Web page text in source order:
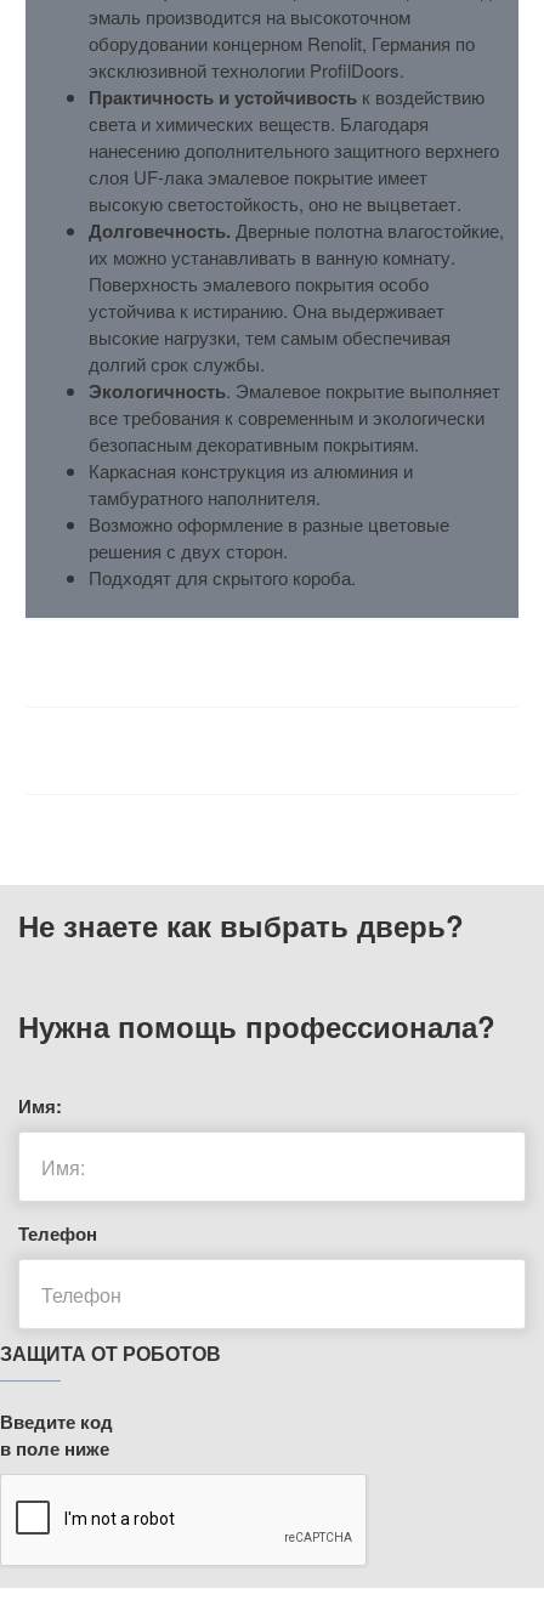
эмаль производится на высокоточном
оборудовании концерном Renolit, Германия по
эксклюзивной технологии ProfilDoors.
Практичность и устойчивость к воздействию
света и химических веществ. Благодаря
нанесению дополнительного защитного верхнего
слоя UF-лака эмалевое покрытие имеет
высокую светостойкость, оно не выцветает.
Долговечность. Дверные полотна влагостойкие,
их можно устанавливать в ванную комнату.
Поверхность эмалевого покрытия особо
устойчива к истиранию. Она выдерживает
высокие нагрузки, тем самым обеспечивая
долгий срок службы.
Экологичность. Эмалевое покрытие выполняет
все требования к современным и экологически
безопасным декоративным покрытиям.
Каркасная конструкция из алюминия и
тамбуратного наполнителя.
Возможно оформление в разные цветовые
решения с двух сторон.
Подходят для скрытого короба.
Не знаете как выбрать дверь?
Нужна помощь профессионала?
Имя:
Телефон
ЗАЩИТА ОТ РОБОТОВ
Введите код
в поле ниже